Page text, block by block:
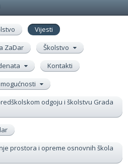
Vijesti
ZaDar
Školstvo
Kontakti
odgoju i školstvu Grada
prostora i opreme osnovnih škola